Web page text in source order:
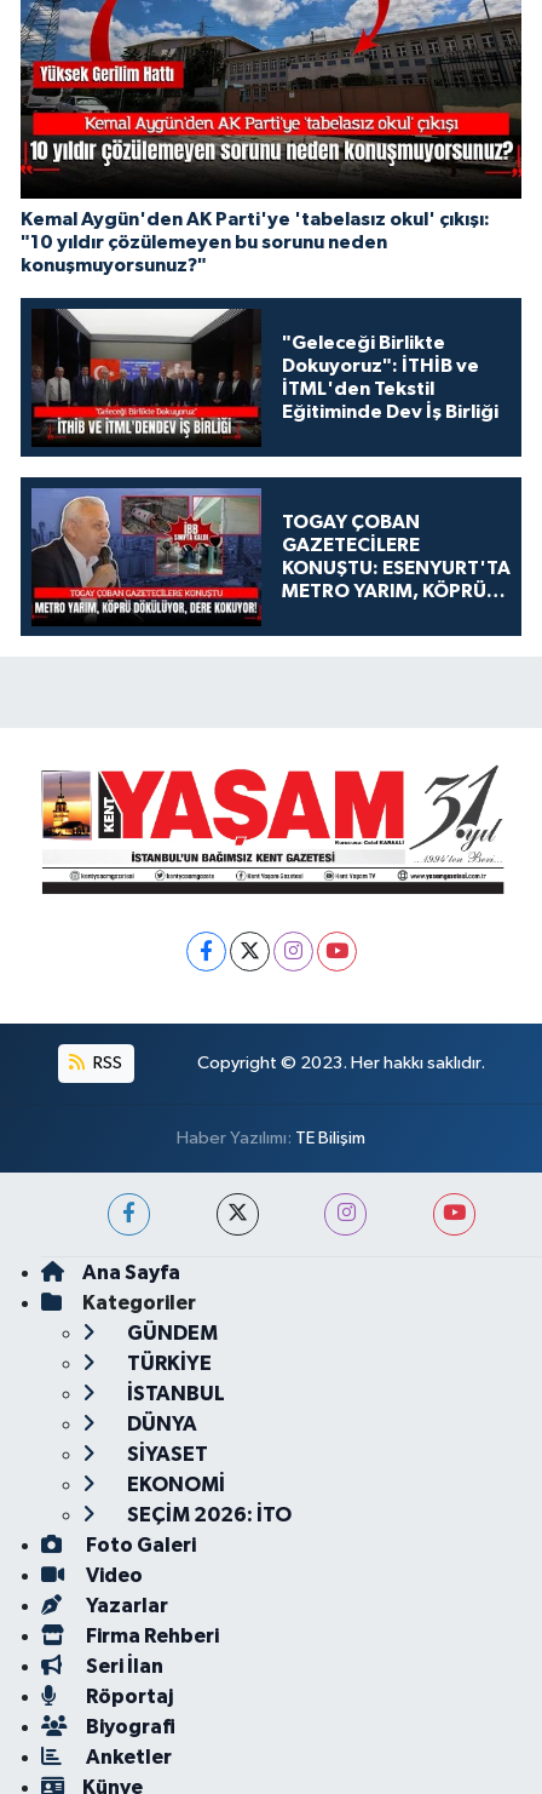
Kemal Aygün'den AK Parti'ye 'tabelasız okul' çıkışı:
"10 yıldır çözülemeyen bu sorunu neden
konuşmuyorsunuz?"
"Geleceği Birlikte
Dokuyoruz": İTHİB ve
İTML'den Tekstil
Eğitiminde Dev İş Birliği
TOGAY ÇOBAN
GAZETECİLERE
KONUŞTU: ESENYURT'TA
METRO YARIM, KÖPRÜ
KOKUYOR!
RSS Copyright © 2023. Her hakkı saklıdır.
Haber Yazılımı: TE Bilişim
Ana Sayfa
Kategoriler
GÜNDEM
TÜRKİYE
İSTANBUL
DÜNYA
SİYASET
EKONOMİ
SEÇİM 2026: İTO
Foto Galeri
Video
Yazarlar
Firma Rehberi
Seri İlan
Röportaj
Biyografi
Anketler
Künye